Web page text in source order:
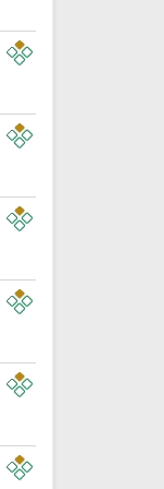
أناشيد الأم